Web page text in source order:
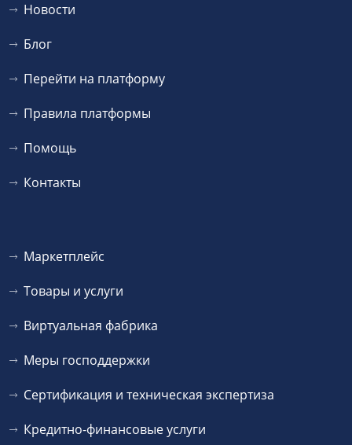
Новости
Блог
Перейти на платформу
Правила платформы
Помощь
Контакты
Маркетплейс
Товары и услуги
Виртуальная фабрика
Меры господдержки
Сертификация и техническая экспертиза
Кредитно-финансовые услуги